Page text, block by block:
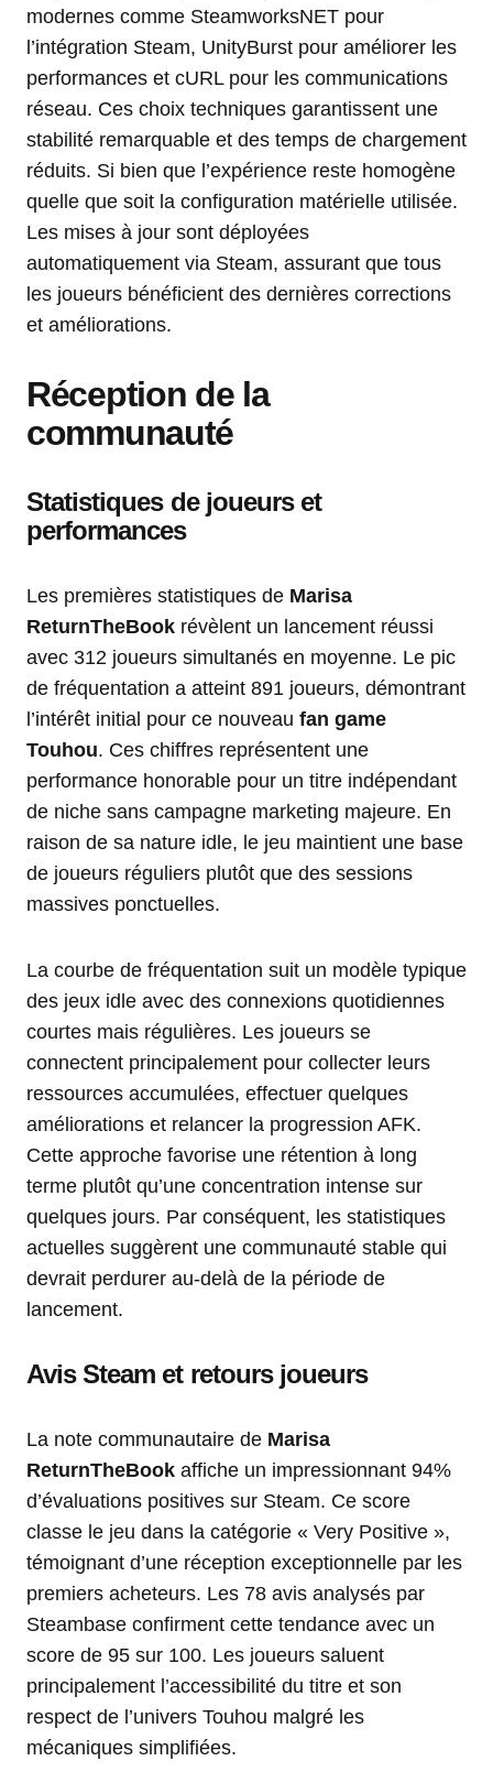
modernes comme SteamworksNET pour
l’intégration Steam, UnityBurst pour améliorer les
performances et cURL pour les communications
réseau. Ces choix techniques garantissent une
stabilité remarquable et des temps de chargement
réduits. Si bien que l’expérience reste homogène
quelle que soit la configuration matérielle utilisée.
Les mises à jour sont déployées
automatiquement via Steam, assurant que tous
les joueurs bénéficient des dernières corrections
et améliorations.
Réception de la
communauté
Statistiques de joueurs et
performances
Les premières statistiques de Marisa
ReturnTheBook révèlent un lancement réussi
avec 312 joueurs simultanés en moyenne. Le pic
de fréquentation a atteint 891 joueurs, démontrant
l’intérêt initial pour ce nouveau fan game
Touhou. Ces chiffres représentent une
performance honorable pour un titre indépendant
de niche sans campagne marketing majeure. En
raison de sa nature idle, le jeu maintient une base
de joueurs réguliers plutôt que des sessions
massives ponctuelles.
La courbe de fréquentation suit un modèle typique
des jeux idle avec des connexions quotidiennes
courtes mais régulières. Les joueurs se
connectent principalement pour collecter leurs
ressources accumulées, effectuer quelques
améliorations et relancer la progression AFK.
Cette approche favorise une rétention à long
terme plutôt qu’une concentration intense sur
quelques jours. Par conséquent, les statistiques
actuelles suggèrent une communauté stable qui
devrait perdurer au-delà de la période de
lancement.
Avis Steam et retours joueurs
La note communautaire de Marisa
ReturnTheBook affiche un impressionnant 94%
d’évaluations positives sur Steam. Ce score
classe le jeu dans la catégorie « Very Positive »,
témoignant d’une réception exceptionnelle par les
premiers acheteurs. Les 78 avis analysés par
Steambase confirment cette tendance avec un
score de 95 sur 100. Les joueurs saluent
principalement l’accessibilité du titre et son
respect de l’univers Touhou malgré les
mécaniques simplifiées.